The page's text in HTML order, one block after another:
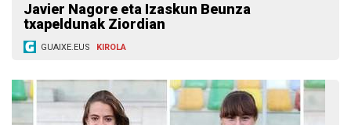
Javier Nagore eta Izaskun Beunza
txapeldunak Ziordian
GUAIXE.EUS KIROLA